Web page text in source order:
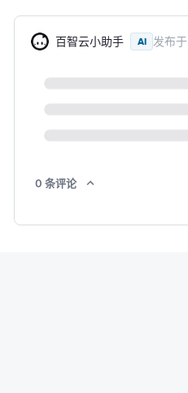
百智云小助手 AI 发布于
0 条评论